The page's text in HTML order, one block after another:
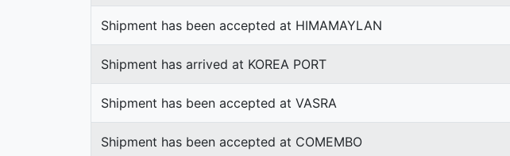
Shipment has been accepted at HIMAMAYLAN
Shipment has arrived at KOREA PORT
Shipment has been accepted at VASRA
Shipment has been accepted at COMEMBO